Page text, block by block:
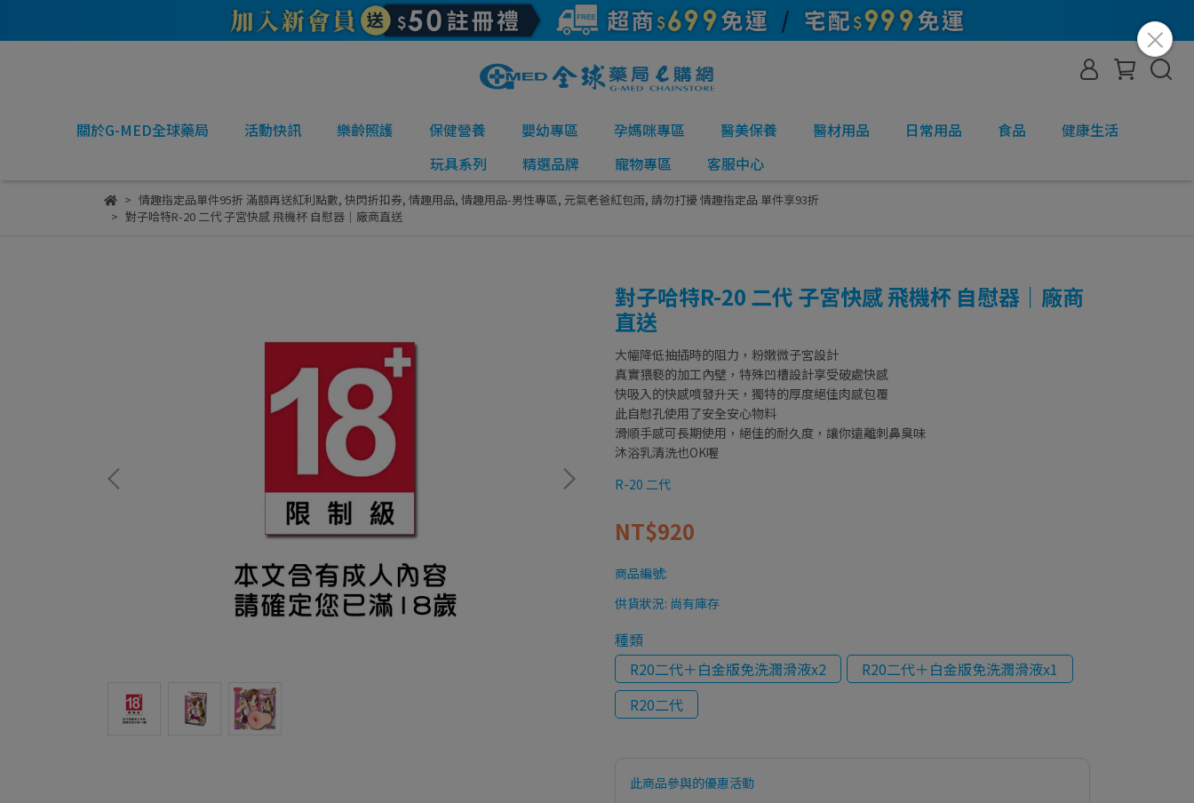
關於G-MED全球藥局 活動快訊 樂齡照護 保健營養 嬰幼專區 孕媽咪專區 醫美保養 醫材用品 日常用品 食品
健康生活
玩具系列
精選品牌 寵物專區 客服中心
情趣指定品單件95折 滿額再送紅利點數, 快閃折扣券, 情趣用品, 情趣用品-男性專區, 元氣老爸紅包雨, 請勿打擾 情趣指定品 單件享93折
對子哈特R-20 二代 子宮快感 飛機杯 自慰器｜廠商直送
對子哈特R-20 二代 子宮快感 飛機杯 自慰器｜廠商
直送
大幅降低抽插時的阻力，粉嫩微子宮設計
真實猥褻的加工內壁，特殊凹槽設計享受破處快感
快吸入的快感噴發升天，獨特的厚度絕佳肉感包覆
此自慰孔使用了安全安心物料
滑順手感可長期使用，絕佳的耐久度，讓你遠離刺鼻臭味
沐浴乳清洗也OK喔
R-20 二代
NT$920
商品編號:
供貨狀況: 尚有庫存
種類
R20二代＋白金版免洗潤滑液x2
R20二代＋白金版免洗潤滑液x1
R20二代
此商品參與的優惠活動